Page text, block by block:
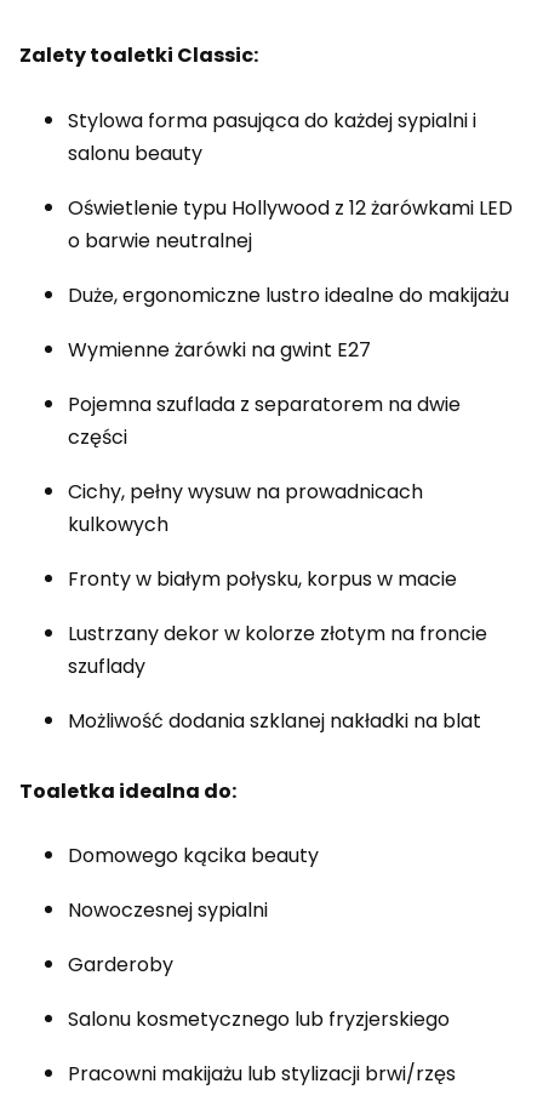
Zalety toaletki Classic:
Stylowa forma pasująca do każdej sypialni i
salonu beauty
Oświetlenie typu Hollywood z 12 żarówkami LED
o barwie neutralnej
Duże, ergonomiczne lustro idealne do makijażu
Wymienne żarówki na gwint E27
Pojemna szuflada z separatorem na dwie
części
Cichy, pełny wysuw na prowadnicach
kulkowych
Fronty w białym połysku, korpus w macie
Lustrzany dekor w kolorze złotym na froncie
szuflady
Możliwość dodania szklanej nakładki na blat
Toaletka idealna do:
Domowego kącika beauty
Nowoczesnej sypialni
Garderoby
Salonu kosmetycznego lub fryzjerskiego
Pracowni makijażu lub stylizacji brwi/rzęs